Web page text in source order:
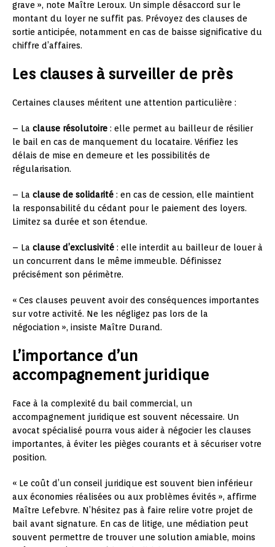
grave », note Maître Leroux. Un simple désaccord sur le
montant du loyer ne suffit pas. Prévoyez des clauses de
sortie anticipée, notamment en cas de baisse significative du
chiffre d’affaires.
Les clauses à surveiller de près
Certaines clauses méritent une attention particulière :
– La clause résolutoire : elle permet au bailleur de résilier
le bail en cas de manquement du locataire. Vérifiez les
délais de mise en demeure et les possibilités de
régularisation.
– La clause de solidarité : en cas de cession, elle maintient
la responsabilité du cédant pour le paiement des loyers.
Limitez sa durée et son étendue.
– La clause d’exclusivité : elle interdit au bailleur de louer à
un concurrent dans le même immeuble. Définissez
précisément son périmètre.
« Ces clauses peuvent avoir des conséquences importantes
sur votre activité. Ne les négligez pas lors de la
négociation », insiste Maître Durand.
L’importance d’un
accompagnement juridique
Face à la complexité du bail commercial, un
accompagnement juridique est souvent nécessaire. Un
avocat spécialisé pourra vous aider à négocier les clauses
importantes, à éviter les pièges courants et à sécuriser votre
position.
« Le coût d’un conseil juridique est souvent bien inférieur
aux économies réalisées ou aux problèmes évités », affirme
Maître Lefebvre. N’hésitez pas à faire relire votre projet de
bail avant signature. En cas de litige, une médiation peut
souvent permettre de trouver une solution amiable, moins